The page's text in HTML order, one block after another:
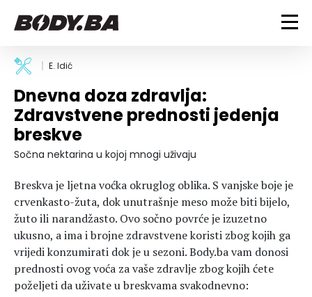
FITNESS
Vježbanje
Mršanje
Discipline
Indoor & Outdoor
BODYBUILDING
Trening i vježbe
Takmičarski bodybuilding
Ostalo
ISHRANA
Nutricionizam
Recepti
Suplementi
Tablica kalorija
ZDRAVLJE
Um i tijelo
Povrede i bolesti
Lifestyle
Trudnice
LIFESTYLE
Bodybuilding
Fitness
Ishrana
VODA
E. Idić
Dnevna doza zdravlja:
Zdravstvene prednosti jedenja
breskve
Sočna nektarina u kojoj mnogi uživaju
Breskva je ljetna voćka okruglog oblika. S vanjske boje je
crvenkasto-žuta, dok unutrašnje meso može biti bijelo,
žuto ili narandžasto. Ovo sočno povrće je izuzetno
ukusno, a ima i brojne zdravstvene koristi zbog kojih ga
vrijedi konzumirati dok je u sezoni. Body.ba vam donosi
prednosti ovog voća za vaše zdravlje zbog kojih ćete
poželjeti da uživate u breskvama svakodnevno: